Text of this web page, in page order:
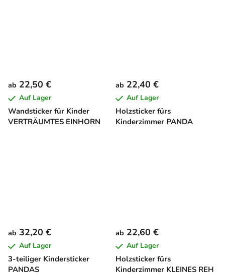
Wandsticker für Kinder
VERTRÄUMTES EINHORN
ab 22,50 €
Auf Lager
Holzsticker fürs
Kinderzimmer PANDA
ab 22,40 €
Auf Lager
3-teiliger Kindersticker
PANDAS
ab 32,20 €
Auf Lager
Holzsticker fürs
Kinderzimmer KLEINES REH
ab 22,60 €
Auf Lager